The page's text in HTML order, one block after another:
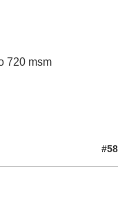
720 msm
#58